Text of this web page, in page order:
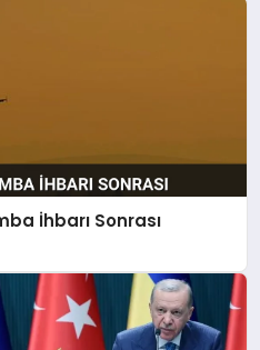
İhbarı Sonrası